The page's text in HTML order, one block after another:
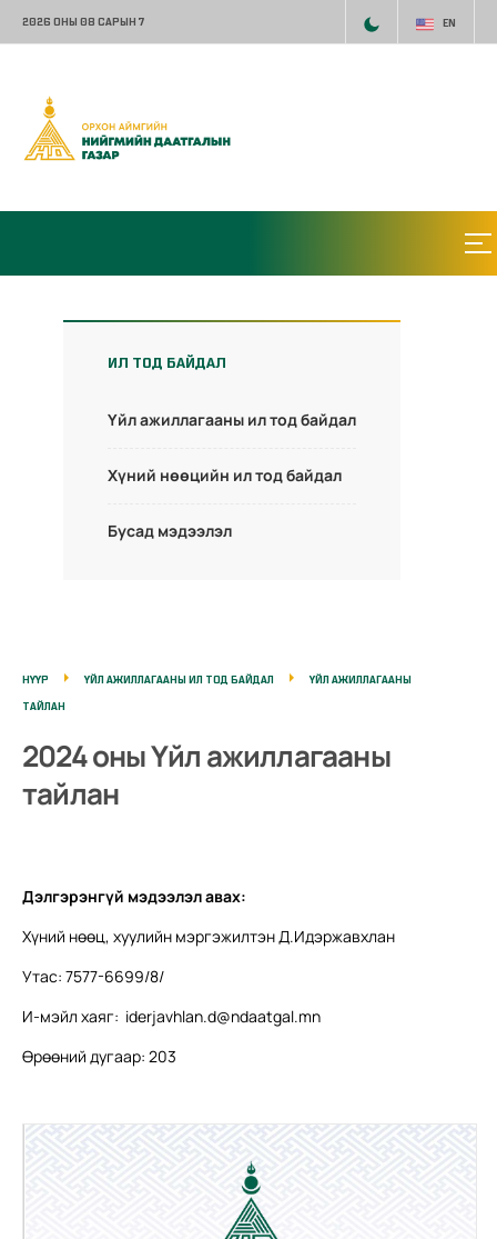
2026 ОНЫ 08 САРЫН 7 EN
ИЛ ТОД БАЙДАЛ
Үйл ажиллагааны ил тод байдал
Хүний нөөцийн ил тод байдал
Бусад мэдээлэл
НҮҮР ҮЙЛ АЖИЛЛАГААНЫ ИЛ ТОД БАЙДАЛ
ҮЙЛ АЖИЛЛАГААНЫ
ТАЙЛАН
2024 оны Үйл ажиллагааны
тайлан
Дэлгэрэнгүй мэдээлэл авах:
Хүний нөөц, хуулийн мэргэжилтэн Д.Идэржавхлан
Утас: 7577-6699/8/
И-мэйл хаяг: iderjavhlan.d@ndaatgal.mn
Өрөөний дугаар: 203